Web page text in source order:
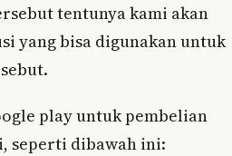
tentunya kami akan
yang bisa digunakan untuk
play untuk pembelian
seperti dibawah ini: